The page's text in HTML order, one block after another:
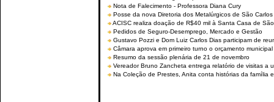
Nota de Falecimento - Professora Diana Cury
Posse da nova Diretoria dos Metalúrgicos de São
ACISC realiza doação de R$40 mil à Santa Casa de
Pedidos de Seguro-Desemprego, Mercado e Gestão
Gustavo Pozzi e Dom Luiz Carlos Dias participam de
Câmara aprova em primeiro turno o orçamento
Resumo da sessão plenária de 21 de novembro
Vereador Bruno Zancheta entrega relatório de visitas a
Na Coleção de Prestes, Anita conta histórias da família